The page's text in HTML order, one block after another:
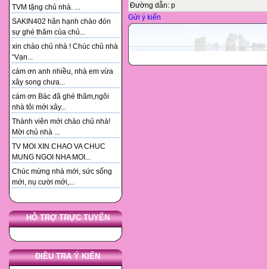
TVM tặng chủ nhà. ...
SAKIN402 hân hạnh chào đón
sự ghé thăm của chủ...
xin chào chủ nhà ! Chúc chủ nhà
“Vạn...
cám ơn anh nhiều, nhà em vừa
xây song chưa...
cám ơn Bác đã ghé thăm,ngôi
nhà tôi mới xây...
Thành viên mới chào chủ nhà!
Mời chủ nhà ...
TV MOI XIN CHAO VA CHUC
MUNG NGOI NHA MOI...
Chúc mừng nhà mới, sức sống
mới, nụ cười mới,...
HỖ TRỢ TRỰC TUYẾN
ĐIỀU TRA Ý KIẾN
Đường dẫn: p
Gửi ý kiến